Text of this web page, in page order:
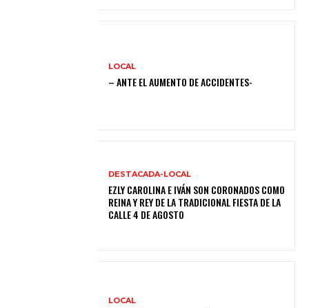
LOCAL
– ANTE EL AUMENTO DE ACCIDENTES-
DESTACADA-LOCAL
EZLY CAROLINA E IVÁN SON CORONADOS COMO
REINA Y REY DE LA TRADICIONAL FIESTA DE LA
CALLE 4 DE AGOSTO
LOCAL